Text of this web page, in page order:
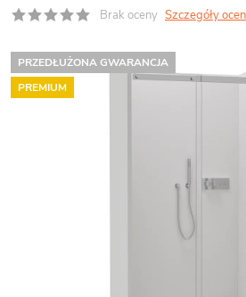
Brak oceny Szczegóły
PRZEDŁUŻONA GWARANCJA
PREMIUM